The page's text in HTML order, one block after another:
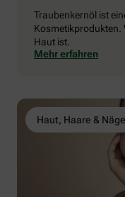
Traubenkernöl ist
Kosmetikprodukten.
Haut ist.
Mehr erfahren
Haut, Haare &